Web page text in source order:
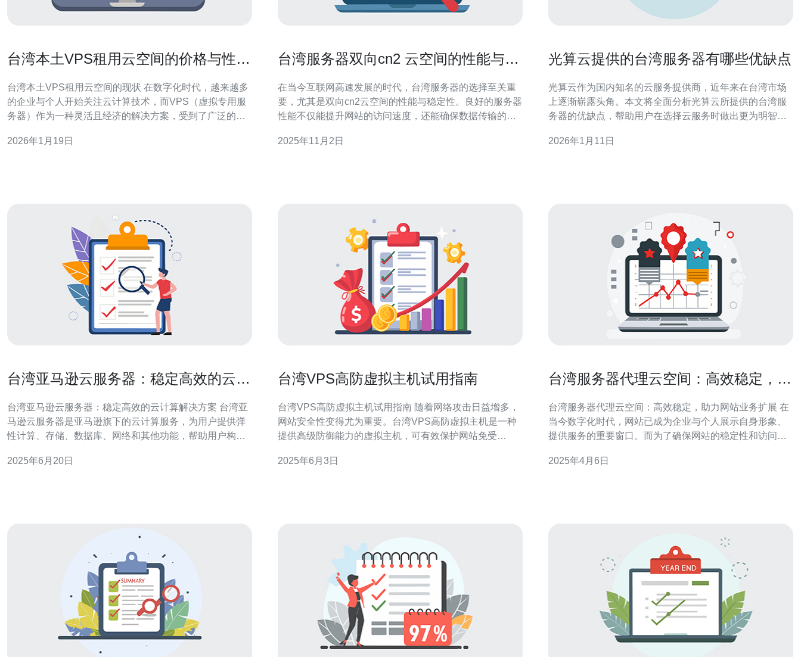
台湾本土VPS租用云空间的价格与性能
台湾本土VPS租用云空间的现状 在数字化时代，越来越多
的企业与个人开始关注云计算技术，而VPS（虚拟专用服
务器）作为一种灵活且经济的解决方案，受到了广泛的欢
了快速发展。本文将对台湾本土VPS租用云空间的价格与
2026年1月19日
台湾服务器双向cn2 云空间的性能与稳
在当今互联网高速发展的时代，台湾服务器的选择至关重
要，尤其是双向cn2云空间的性能与稳定性。良好的服务器
性能不仅能提升网站的访问速度，还能确保数据传输的安
成为了众多企业和个人的优选。 双向cn2云空间的优势 双
2025年11月2日
光算云提供的台湾服务器有哪些优缺点
光算云作为国内知名的云服务提供商，近年来在台湾市场
上逐渐崭露头角。本文将全面分析光算云所提供的台湾服
务器的优缺点，帮助用户在选择云服务时做出更为明智的
务器以其高性能和稳定性为特点，主要提供虚拟主机和云
2026年1月11日
台湾亚马逊云服务器：稳定高效的云计
台湾亚马逊云服务器：稳定高效的云计算解决方案 台湾亚
马逊云服务器是亚马逊旗下的云计算服务，为用户提供弹
性计算、存储、数据库、网络和其他功能，帮助用户构建
务器采用先进的技术和架构，保证稳定性和可靠性。 2. 高
2025年6月20日
台湾VPS高防虚拟主机试用指南
台湾VPS高防虚拟主机试用指南 随着网络攻击日益增多，
网站安全性变得尤为重要。台湾VPS高防虚拟主机是一种
提供高级防御能力的虚拟主机，可有效保护网站免受
VPS高防虚拟主机，帮助您提升网站安全性。 在选择台湾
2025年6月3日
台湾服务器代理云空间：高效稳定，助
台湾服务器代理云空间：高效稳定，助力网站业务扩展 在
当今数字化时代，网站已成为企业与个人展示自身形象、
提供服务的重要窗口。而为了确保网站的稳定性和访问速
文将介绍台湾服务器代理云空间的特点和优势，以及如何
2025年4月6日